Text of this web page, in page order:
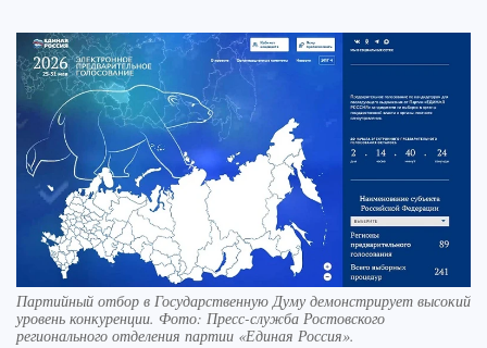
Партийный отбор в Государственную Думу демонстрирует высокий
уровень конкуренции. Фото: Пресс-служба Ростовского
регионального отделения партии «Единая Россия».